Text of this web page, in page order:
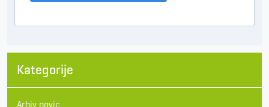
Kategorije
Arhiv novic